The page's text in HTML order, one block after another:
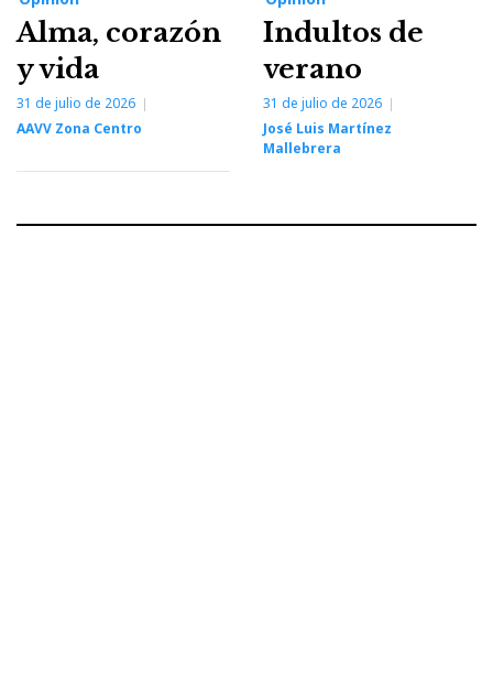
Alma, corazón
y vida
31 de julio de 2026
AAVV Zona Centro
Indultos de
verano
31 de julio de 2026
José Luis Martínez
Mallebrera